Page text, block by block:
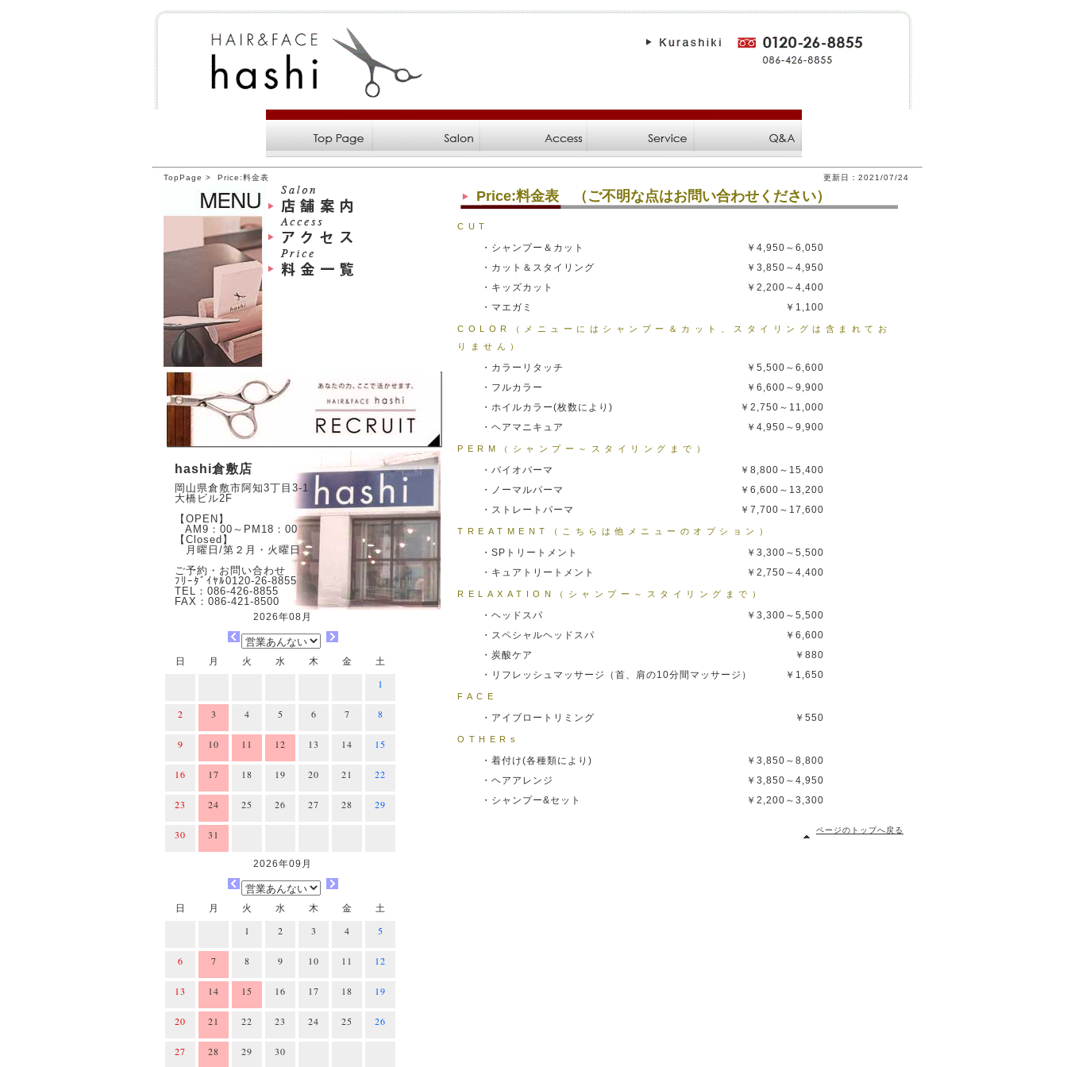
TopPage Price:料金表 更新日： 2021/07/24
Price:料金表 （ご不明な点はお問い合わせください）
CUT
・シャンプー＆カット ￥4,950～6,050
・カット＆スタイリング ￥3,850～4,950
・キッズカット ￥2,200～4,400
・マエガミ ￥1,100
COLOR（メニューにはシャンプー＆カット、スタイリングは含まれてお
りません）
・カラーリタッチ ￥5,500～6,600
・フルカラー ￥6,600～9,900
・ホイルカラー(枚数により) ￥2,750～11,000
・ヘアマニキュア ￥4,950～9,900
PERM（シャンプー～スタイリングまで）
・バイオパーマ ￥8,800～15,400
・ノーマルパーマ ￥6,600～13,200
・ストレートパーマ ￥7,700～17,600
TREATMENT（こちらは他メニューのオプション）
・SPトリートメント ￥3,300～5,500
・キュアトリートメント ￥2,750～4,400
RELAXATION（シャンプー～スタイリングまで）
・ヘッドスパ ￥3,300～5,500
・スペシャルヘッドスパ ￥6,600
・炭酸ケア ￥880
・リフレッシュマッサージ（首、肩の10分間マッサージ） ￥1,650
FACE
・アイブロートリミング ￥550
OTHERs
・着付け(各種類により) ￥3,850～8,800
・ヘアアレンジ ￥3,850～4,950
・シャンプー&セット ￥2,200～3,300
ページのトップへ戻る
hashi倉敷店
岡山県倉敷市阿知3丁目3-1
大橋ビル2F
【OPEN】
AM9：00～PM18：00
【Closed】
月曜日/第２月・火曜日
ご予約・お問い合わせ
ﾌﾘｰﾀﾞｲﾔﾙ0120-26-8855
TEL：086-426-8855
FAX：086-421-8500
2026年08月
日 月 火 水 木 金 土
1
2 3 4 5 6 7 8
9 10 11 12 13 14 15
16 17 18 19 20 21 22
23 24 25 26 27 28 29
30 31
2026年09月
日 月 火 水 木 金 土
1 2 3 4 5
6 7 8 9 10 11 12
13 14 15 16 17 18 19
20 21 22 23 24 25 26
27 28 29 30